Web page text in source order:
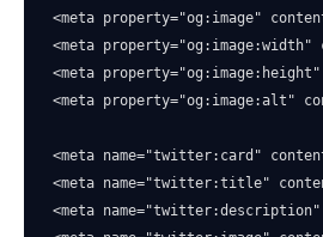
<meta property="og:image"
<meta property="og:image:width"
<meta
<meta property="og:image:alt"
<meta name="twitter:card"
<meta name="twitter:title"
<meta name="twitter:description"